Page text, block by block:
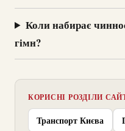
Коли набирає
гімн?
КОРИСНІ РОЗДІЛИ
Транспорт Києва